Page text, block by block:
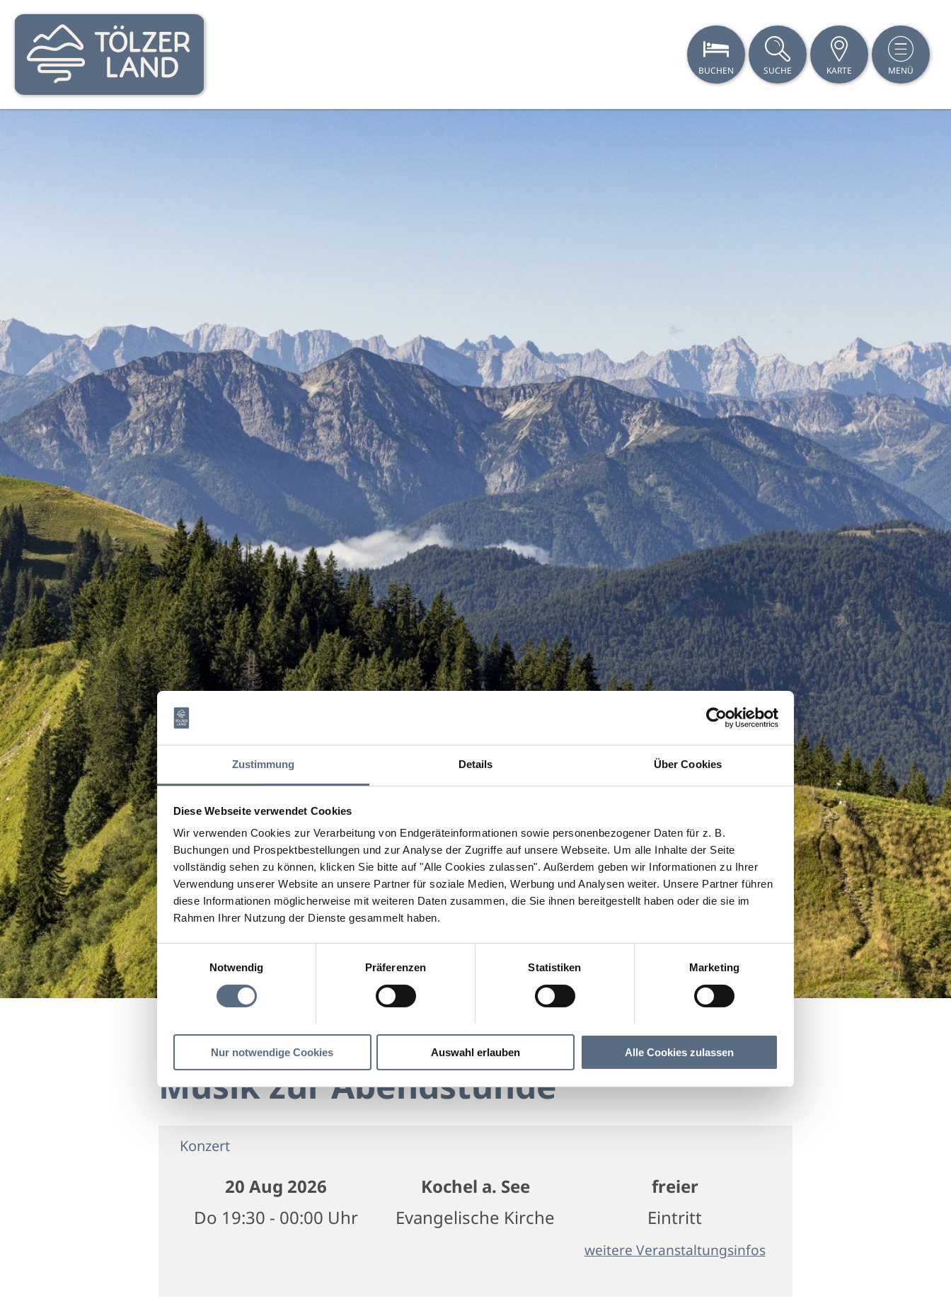
Zustimmung Details Über Cookies
Diese Webseite verwendet Cookies
Wir verwenden Cookies zur Verarbeitung von Endgeräteinformationen sowie personenbezogener Daten für z. B.
Buchungen und Prospektbestellungen und zur Analyse der Zugriffe auf unsere Webseite. Um alle Inhalte der Seite
vollständig sehen zu können, klicken Sie bitte auf "Alle Cookies zulassen". Außerdem geben wir Informationen zu Ihrer
Verwendung unserer Website an unsere Partner für soziale Medien, Werbung und Analysen weiter. Unsere Partner führen
diese Informationen möglicherweise mit weiteren Daten zusammen, die Sie ihnen bereitgestellt haben oder die sie im
Rahmen Ihrer Nutzung der Dienste gesammelt haben.
Einwilligungsauswahl
Notwendig
Präferenzen Statistiken Marketing
Nur notwendige Cookies Auswahl erlauben Alle Cookies zulassen
BUCHEN SUCHE KARTE MENÜ
Musik zur Abendstunde
Musik zur Abendstunde
Konzert
20 Aug 2026
Do 19:30 - 00:00 Uhr
Kochel a. See
Evangelische Kirche
freier
Eintritt
weitere Veranstaltungsinfos